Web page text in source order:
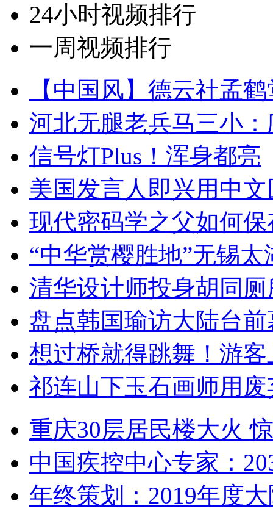
24小时视频排行
一周视频排行
【中国风】德云社孟
河北无腿老兵马三小
信号灯Plus！浑身都亮
美国发言人即兴用中
现代密码学之父如何
“中华赏樱胜地”无锡
清华设计师投身胡同
盘点韩国瑜访大陆台
想过桥就得跳舞！游客
祁连山下玉石画师用
重庆30层居民楼大火
中国疾控中心专家：
年终策划：2019年度